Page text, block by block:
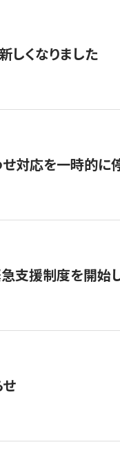
しくなりました
対応を一時的に
支援制度を開始